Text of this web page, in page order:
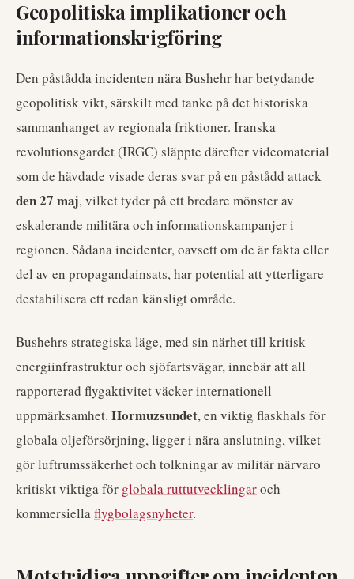
Geopolitiska implikationer och
informationskrigföring
Den påstådda incidenten nära Bushehr har betydande
geopolitisk vikt, särskilt med tanke på det historiska
sammanhanget av regionala friktioner. Iranska
revolutionsgardet (IRGC) släppte därefter videomaterial
som de hävdade visade deras svar på en påstådd attack
den 27 maj, vilket tyder på ett bredare mönster av
eskalerande militära och informationskampanjer i
regionen. Sådana incidenter, oavsett om de är fakta eller
del av en propagandainsats, har potential att ytterligare
destabilisera ett redan känsligt område.
Bushehrs strategiska läge, med sin närhet till kritisk
energiinfrastruktur och sjöfartsvägar, innebär att all
rapporterad flygaktivitet väcker internationell
uppmärksamhet. Hormuzsundet, en viktig flaskhals för
globala oljeförsörjning, ligger i nära anslutning, vilket
gör luftrumssäkerhet och tolkningar av militär närvaro
kritiskt viktiga för globala ruttutvecklingaroch
kommersiellaflygbolagsnyheter.